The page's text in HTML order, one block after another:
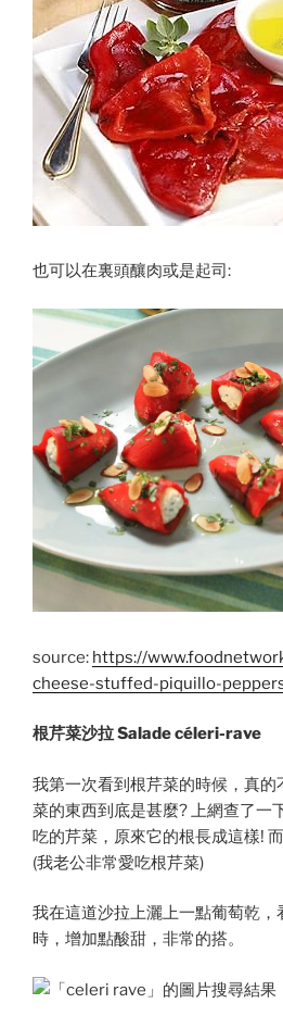
也可以在裏頭釀肉或是起司:
source: https://
cheese-stuffed-piquillo-
根芹菜沙拉 Salade céleri-rave
我第一次看到根芹菜的時候，真
菜的東西到底是甚麼? 上網查了一
吃的芹菜，原來它的根長成這樣!
(我老公非常愛吃根芹菜)
我在這道沙拉上灑上一點葡萄乾，
時，增加點酸甜，非常的搭。